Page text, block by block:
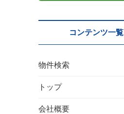
コンテンツ一覧
物件検索
トップ
会社概要